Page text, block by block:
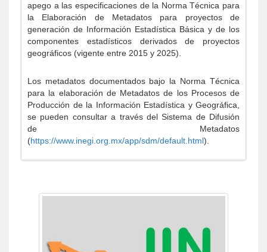
apego a las especificaciones de la Norma Técnica para
la Elaboración de Metadatos para proyectos de
generación de Información Estadística Básica y de los
componentes estadísticos derivados de proyectos
geográficos (vigente entre 2015 y 2025).
Los metadatos documentados bajo la Norma Técnica
para la elaboración de Metadatos de los Procesos de
Producción de la Información Estadística y Geográfica,
se pueden consultar a través del Sistema de Difusión
de Metadatos
(https://www.inegi.org.mx/app/sdm/default.html).